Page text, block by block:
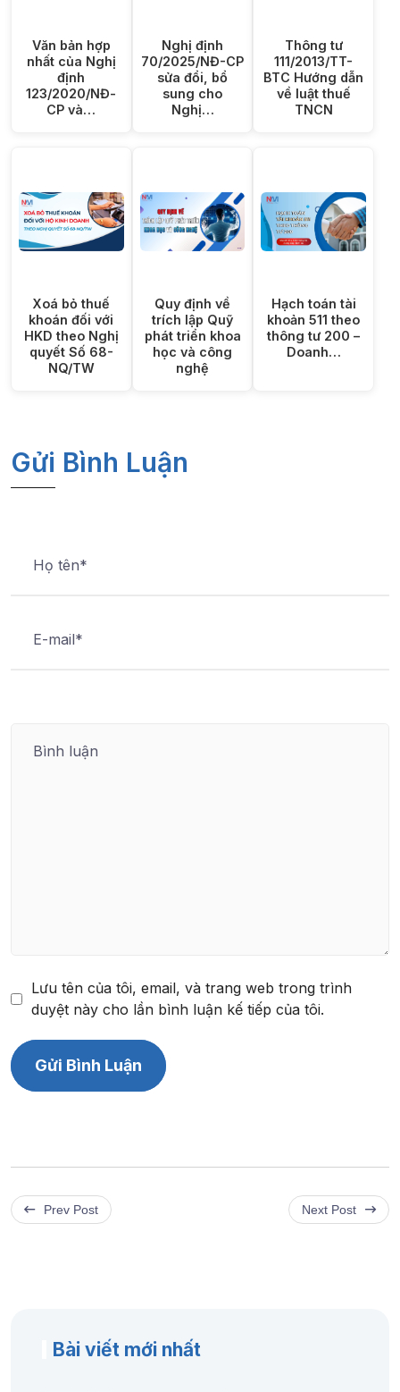
Văn bản hợp
nhất của Nghị
định
123/2020/NĐ-
CP và…
Nghị định
70/2025/NĐ-CP
sửa đổi, bổ
sung cho
Nghị…
Thông tư
111/2013/TT-
BTC Hướng dẫn
về luật thuế
TNCN
Xoá bỏ thuế
khoán đối với
HKD theo Nghị
quyết Số 68-
NQ/TW
Quy định về
trích lập Quỹ
phát triển khoa
học và công
nghệ
Hạch toán tài
khoản 511 theo
thông tư 200 –
Doanh…
Gửi Bình Luận
Lưu tên của tôi, email, và trang web trong trình
duyệt này cho lần bình luận kế tiếp của tôi.
Prev Post Next Post
Bài viết mới nhất